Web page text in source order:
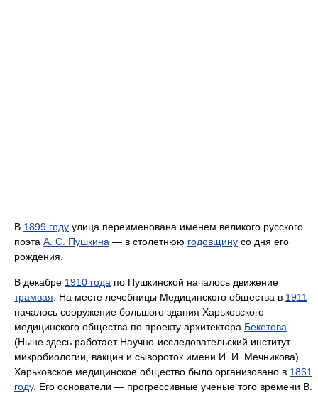
В 1899 году улица переименована именем великого русского
поэта А. С. Пушкина — в столетнюю годовщину со дня его
рождения.
В декабре 1910 года по Пушкинской началось движение
трамвая . На месте лечебницы Медицинского общества в 1911
началось сооружение большого здания Харьковского
медицинского общества по проекту архитектора Бекетова
(Ныне здесь работает Научно-исследовательский институт
микробиологии, вакцин и сывороток имени И. И. Мечникова).
Харьковское медицинское общество было организовано в 1861
году. Его основатели — прогрессивные ученые того времени В.